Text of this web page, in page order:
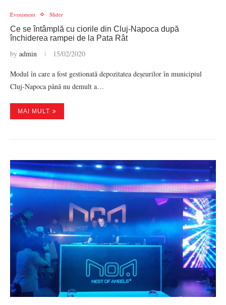
Eveniment Slider
Ce se întâmplă cu ciorile din Cluj-Napoca după
închiderea rampei de la Pata Rât
by admin 15/02/2020
Modul în care a fost gestionată depozitatea deșeurilor în municipiul
Cluj-Napoca până nu demult a…
MAI MULT